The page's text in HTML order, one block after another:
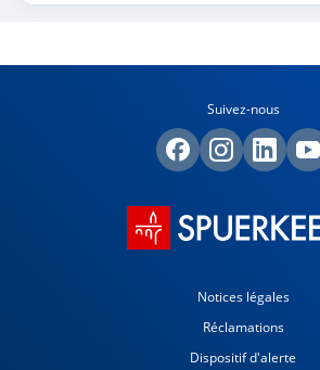
Suivez-nous
Notices légales
Réclamations
Dispositif d'alerte